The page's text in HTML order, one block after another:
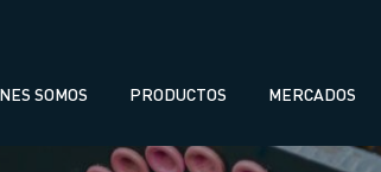
SOMOS PRODUCTOS MERCADOS